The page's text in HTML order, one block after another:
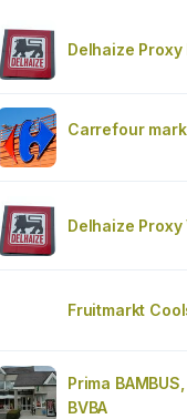
Delhaize
Carrefour
Delhaize Proxy
Fruitmarkt
Prima
BVBA